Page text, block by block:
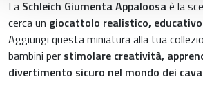
La Schleich Giumenta Appaloosaè la
cerca un giocattolo realistico,
Aggiungi questa miniatura alla tua
bambini per stimolare creatività,
divertimento sicuro nel mondo dei